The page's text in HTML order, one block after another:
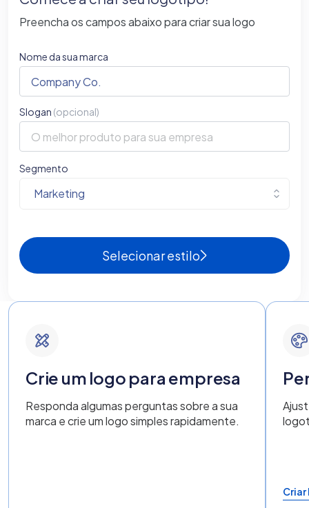
Crie um logo para empresa
Responda algumas perguntas sobre a sua
marca e crie um logo simples rapidamente.